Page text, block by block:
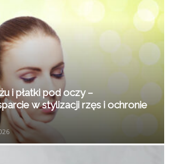
i płatki pod oczy –
w stylizacji rzęs i ochronie